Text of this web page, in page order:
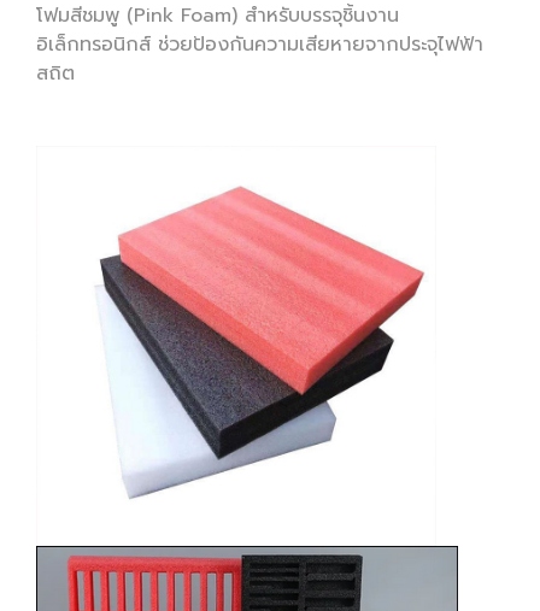
โฟมสีชมพู (Pink Foam) สำหรับบรรจุชิ้นงาน
อิเล็กทรอนิกส์ ช่วยป้องกันความเสียหายจากประจุไฟฟ้า
สถิต